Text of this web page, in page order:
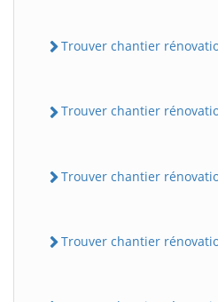
Trouver chantier
Trouver chantier
Trouver chantier
Trouver chantier